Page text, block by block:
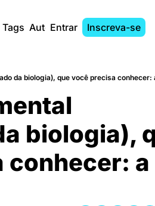
Tags AutoresEntrar Inscreva-se
da biologia), que você precisa conhecer:
biologia),
conhecer: a